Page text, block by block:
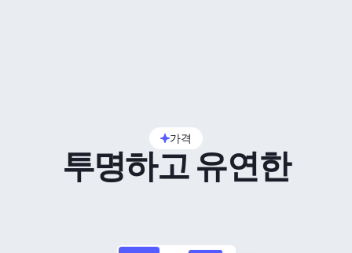
가격
투명하고 유연한